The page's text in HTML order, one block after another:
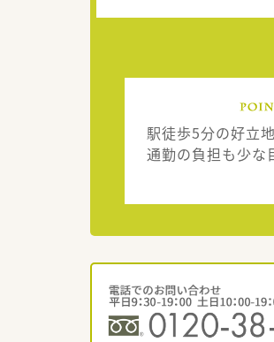
駅徒歩5分の好立
通勤の負担も少な